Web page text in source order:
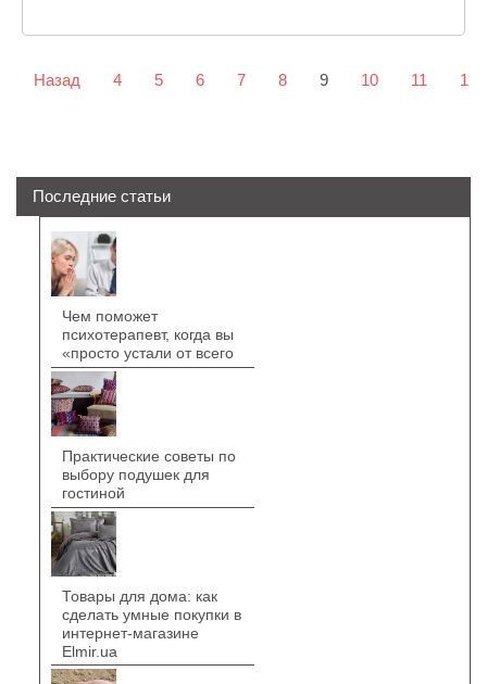
Назад 4 5 6 7 8 9 10 11 12
Последние статьи
Чем поможет
психотерапевт, когда вы
«просто устали от всего
Практические советы по
выбору подушек для
гостиной
Товары для дома: как
сделать умные покупки в
интернет-магазине
Elmir.ua